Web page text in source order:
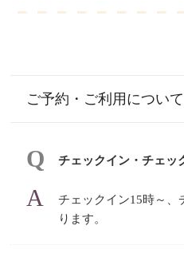
ご予約・ご利用について
チェックイン・チェッ
チェックイン15時～、
ります。